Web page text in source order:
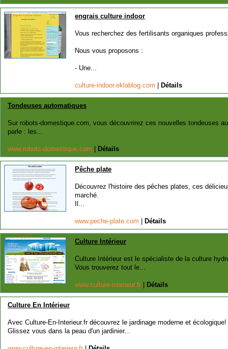
engrais culture indoor
Vous recherchez des fertilisants organiques
Nous vous proposons :
- Une...
culture-indoor.eklablog.com Détails
Tondeuses automatiques
Sur robots-domestique.com, vous découvrirez ces nouvelles tondeuses
parle : les...
www.robots-domestique.com Détails
Pêche plate
Découvrez l'histoire des pêches plates, ces
marché.
Il...
www.peche-plate.com Détails
Culture Intérieur
Culture Intérieur est le spécialiste de la culture
Vous trouverez tout le...
www.culture-interieur.fr Détails
Culture En Intérieur
Avec Culture-En-Interieur.fr découvrez le jardinage moderne et écologique!
Glissez vous dans la peau d'un jardinier...